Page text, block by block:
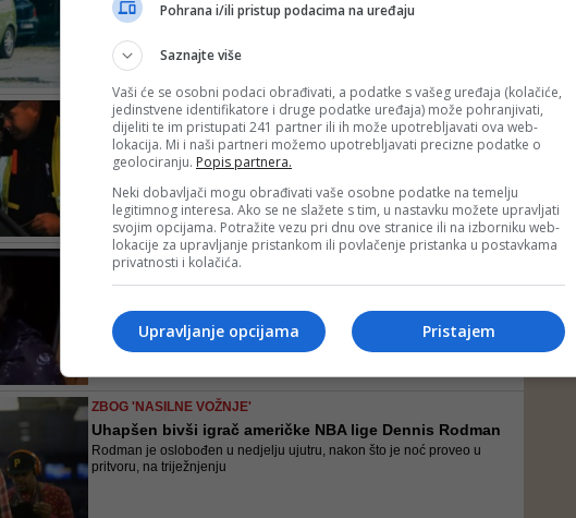
- Ne treba ljudima braniti, neka ljudi troše ono što imaju, gdje mogu,
gdje im je jeftinije. U kafić ne mogu ići svi. Skupo je za nas to - kaže
Meho Šonjić iz Šibenika
A UOPŠTE NIJE DJELOVAO PIJANO
S novim zakonom nema šale: Vozio sa 4,59 promila a...
Saobraćajni policajci ponovili su alkotest, ne vjerujući u iskazanu
količinu alkohola, jer vozač uopšte djelovao pijano i razgovjetno je
odgovarao na pitanja. Međutim, i ponovljeno mjerenje pokazalo je
isto - 4,59 promila
POZNATI GLUMAC ZAUSTAVLJEN NA CESTI
Policija ga uhvatila zbog vožnje pod uticajem alko...
Šerbedžija uhapšen zbog vožnje pod uticajem alkohola, kao i da je
navodno pušten nakon što je platio kauciju
ZBOG 'NASILNE VOŽNJE'
Uhapšen bivši igrač američke NBA lige Dennis Rodman
Rodman je oslobođen u nedjelju ujutru, nakon što je noć proveo u
pritvoru, na triježnjenju
Pohrana i/ili pristup podacima na uređaju
Saznajte više
Vaši će se osobni podaci obrađivati, a podatke s vašeg uređaja (kolačiće,
jedinstvene identifikatore i druge podatke uređaja) može pohranjivati,
dijeliti te im pristupati 241 partner ili ih može upotrebljavati ova web-
lokacija. Mi i naši partneri možemo upotrebljavati precizne podatke o
geolociranju. Popis partnera.
Neki dobavljači mogu obrađivati vaše osobne podatke na temelju
legitimnog interesa. Ako se ne slažete s tim, u nastavku možete upravljati
svojim opcijama. Potražite vezu pri dnu ove stranice ili na izborniku web-
lokacije za upravljanje pristankom ili povlačenje pristanka u postavkama
privatnosti i kolačića.
Pristajem
Upravljanje opcijama